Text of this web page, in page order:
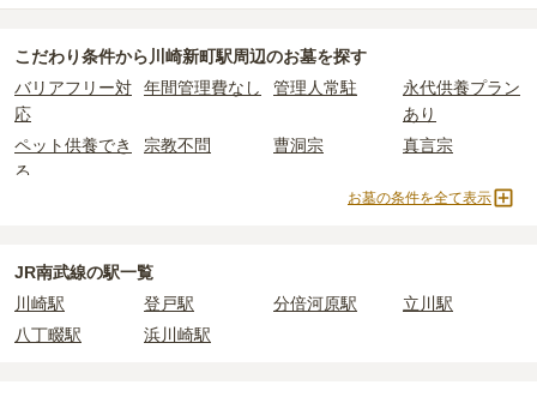
なお、お墓によっては以下の費用が別途かかる場合があります。
・開眼法要の費用：お墓を新しく建てた際に行う儀式のための費
用。僧侶に渡すお布施がかかります。
・納骨式の費用
：お墓に遺骨を納める儀式のための費用。僧侶に渡
すお布施、会食などの費用がかかります。
：お墓の管理費。契約後、毎年発生するケースがあり
正確な費用は、区画や石材の選び方によって大きく変わるため、見
積もりを取るまで確定しません。
現地見学では、担当者に「提示金額以外にかかる費用はないか」を
価格の目安は、1名あたり5万円〜30万円程度です。
川崎新町駅周辺 で安価なお墓を探したい場合は、
び替えてお墓を探すのがおすすめです。
公営霊園は民営の霊園と異なり、契約にあたって応募資格が設けら
主な条件として、遺骨がすでにある、該当の市区町村に一定年数以
上住んでいるなどが挙げられます。
条件を満たさない場合は、申し込み自体ができないことも多いた
め、事前の確認が重要です。
契約条件の詳細は、各霊園のページをご確認いただくか、資料請求
詳しくは、川崎新町駅周辺の永代供養の一覧をご覧ください。
こだわり条件から川崎新町駅周辺のお墓を探す
バリアフリー対
応
年間管理費なし 管理人常駐
永代供養プラン
あり
ペット供養でき
る
宗教不問 曹洞宗 真言宗
納骨堂
3人用区画あり
お墓の条件を全て表示
JR南武線の駅一覧
川崎駅
登戸駅 分倍河原駅
立川駅
八丁畷駅
浜川崎駅